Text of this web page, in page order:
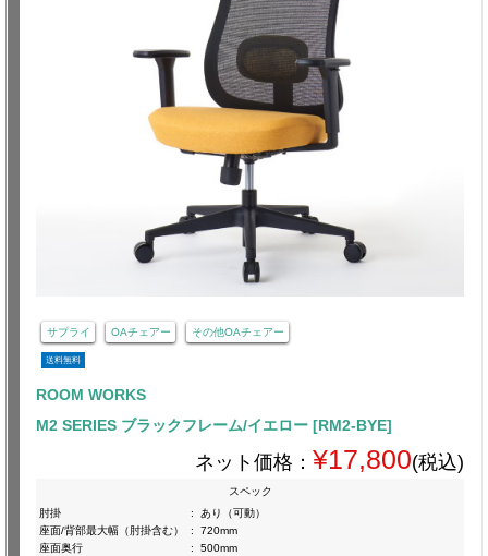
サプライ OAチェアー その他OAチェアー
送料無料
ROOM WORKS
M2 SERIES ブラックフレーム/イエロー [RM2-BYE]
ネット価格： ¥17,800(税込)
スペック
肘掛
:
あり（可動）
座面/背部最大幅（肘掛含む）
:
720mm
座面奥行
:
500mm